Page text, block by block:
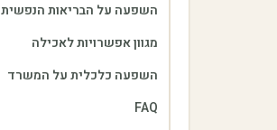
השפעה על הבריאות הנפשית
מגוון אפשרויות לאכילה
השפעה כלכלית על המשרד
FAQ